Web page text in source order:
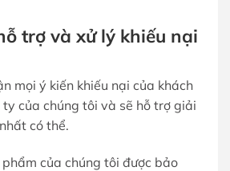
trợ và xử lý khiếu nại
mọi ý kiến khiếu nại của khách
của chúng tôi và sẽ hỗ trợ giải
có thể.
của chúng tôi được bảo